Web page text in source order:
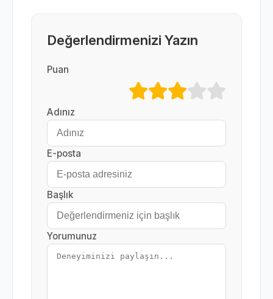
Değerlendirmenizi Yazın
Puan
Adınız
E-posta
Başlık
Yorumunuz